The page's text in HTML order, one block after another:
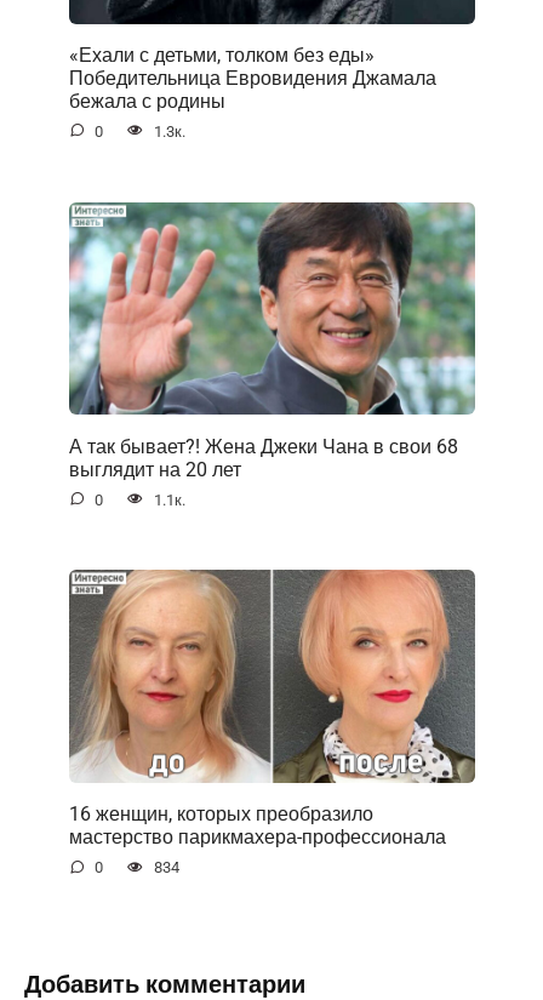
«Ехали с детьми, толком без еды»
Победительница Евровидения Джамала
бежала с родины
0 1.3к.
А так бывает?! Жена Джеки Чана в свои 68
выглядит на 20 лет
0 1.1к.
16 женщин, которых преобразило
мастерство парикмахера-профессионала
0 834
Добавить комментарии